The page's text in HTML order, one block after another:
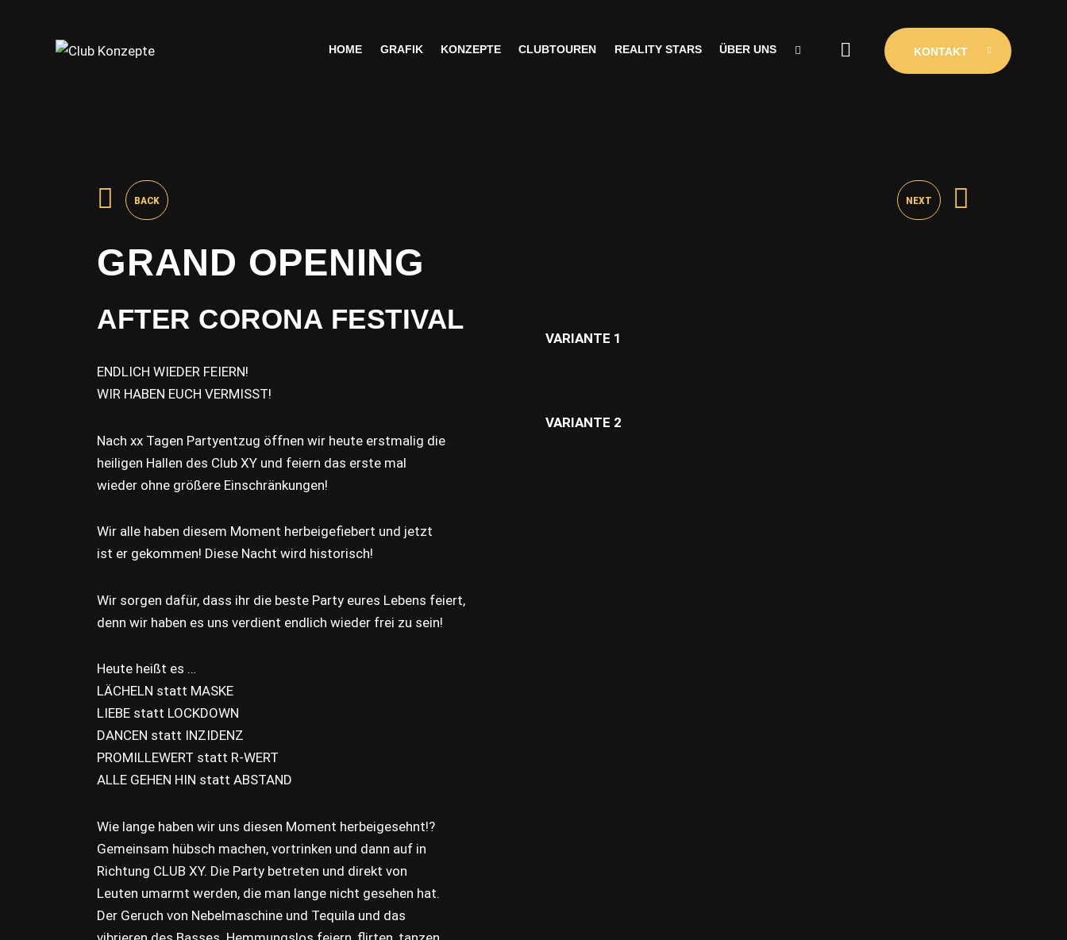
HOME GRAFIK KONZEPTE CLUBTOUREN REALITY STARS ÜBER UNS KONTAKT
BACK NEXT
GRAND OPENING
AFTER CORONA FESTIVAL
ENDLICH WIEDER FEIERN!
WIR HABEN EUCH VERMISST!
Nach xx Tagen Partyentzug öffnen wir heute erstmalig die
heiligen Hallen des Club XY und feiern das erste mal
wieder ohne größere Einschränkungen!
Wir alle haben diesem Moment herbeigefiebert und jetzt
ist er gekommen! Diese Nacht wird historisch!
Wir sorgen dafür, dass ihr die beste Party eures Lebens feiert,
denn wir haben es uns verdient endlich wieder frei zu sein!
Heute heißt es …
LÄCHELN statt MASKE
LIEBE statt LOCKDOWN
DANCEN statt INZIDENZ
PROMILLEWERT statt R-WERT
ALLE GEHEN HIN statt ABSTAND
Wie lange haben wir uns diesen Moment herbeigesehnt!?
Gemeinsam hübsch machen, vortrinken und dann auf in
Richtung CLUB XY. Die Party betreten und direkt von
Leuten umarmt werden, die man lange nicht gesehen hat.
Der Geruch von Nebelmaschine und Tequila und das
VARIANTE 1
VARIANTE 2